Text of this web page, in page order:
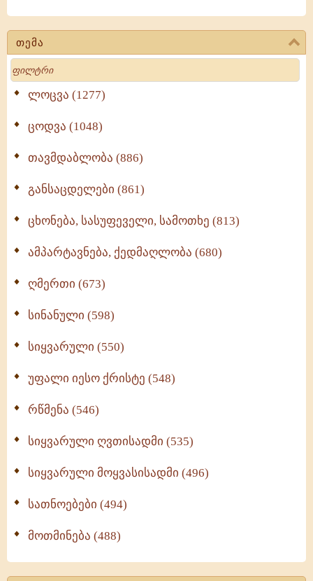
თემა
Search
ლოცვა (1277)
ცოდვა (1048)
თავმდაბლობა (886)
განსაცდელები (861)
ცხონება, სასუფეველი, სამოთხე (813)
ამპარტავნება, ქედმაღლობა (680)
ღმერთი (673)
სინანული (598)
სიყვარული (550)
უფალი იესო ქრისტე (548)
რწმენა (546)
სიყვარული ღვთისადმი (535)
სიყვარული მოყვასისადმი (496)
სათნოებები (494)
მოთმინება (488)